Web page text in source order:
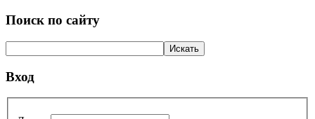
Поиск по сайту
Вход